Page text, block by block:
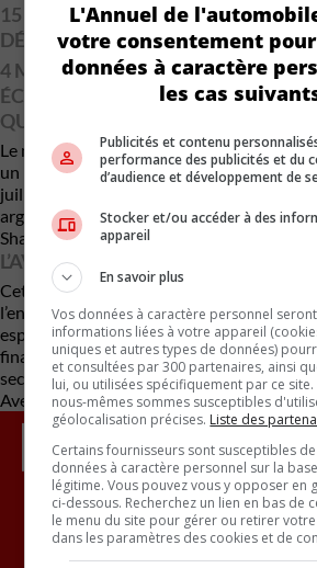
15 MILLIONS DE DOLLARS
DÉVELOPPEMENT CANADA EN
4 MILLIONS DE DOLLARS DE
ÉCONOMIQUE CANADA POUR LES
QUÉBEC EN JUILLET 2021
Le ministère de l’Économie du Québec
un prêt de 30 millions de dollars, dont 6
juillet 2021. Cependant, Taiga Motors n’a
argent en raison du report de la
Shawinigan qui n’aura pas lieu.
L’AVENIR DE TAIGA MOTORS
Cette situation de protection sous la
l’entreprise marquent un tournant pour
espère ainsi trouver une solution pour
financières et poursuivre ses projets de
secteur des véhicules électriques.
Avec des renseignements de Radio-
Inscrivez vous à
L'Annuel de
votre consentement
données à caractère
les cas
Publicités et contenu
performance des publicités et du
d’audience et développement de
Stocker et/ou accéder à des
appareil
En savoir plus
Vos données à caractère personnel
informations liées à votre appareil
uniques et autres types de données)
et consultées par 300 partenaires, ainsi
lui, ou utilisées spécifiquement par ce
nous-mêmes sommes susceptibles
géolocalisation précises. Liste des
Certains fournisseurs sont susceptibles
données à caractère personnel sur la
légitime. Vous pouvez vous y opposer en
ci-dessous. Recherchez un lien en bas de
le menu du site pour gérer ou retirer
dans les paramètres des cookies et de